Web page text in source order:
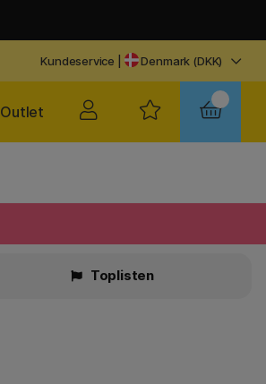
Kundeservice Denmark (DKK)
Outlet
Toplisten